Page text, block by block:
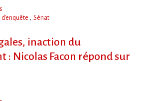
Sénat
inaction du
: Nicolas Facon répond sur